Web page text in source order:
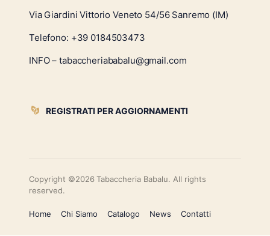
Via Giardini Vittorio Veneto 54/56 Sanremo (IM)
Telefono: +39 0184503473
INFO – tabaccheriababalu@gmail.com
REGISTRATI PER AGGIORNAMENTI
Copyright ©2026 Tabaccheria Babalu. All rights
reserved.
Home Chi Siamo Catalogo News Contatti